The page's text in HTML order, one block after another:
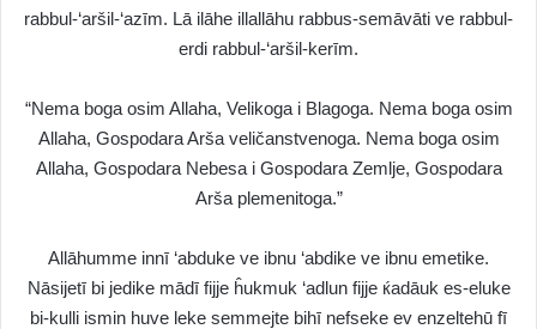
rabbul-‘aršil-‘azīm. Lā ilāhe illallāhu rabbus-semāvāti ve rabbul-
erdi rabbul-‘aršil-kerīm.
“Nema boga osim Allaha, Velikoga i Blagoga. Nema boga osim
Allaha, Gospodara Arša veličanstvenoga. Nema boga osim
Allaha, Gospodara Nebesa i Gospodara Zemlje, Gospodara
Arša plemenitoga.”
Allāhumme innī ‘abduke ve ibnu ‘abdike ve ibnu emetike.
Nāsijetī bi jedike mādī fijje ĥukmuk ‘adlun fijje ќadāuk es-eluke
bi-kulli ismin huve leke semmejte bihī nefseke ev enzeltehū fī